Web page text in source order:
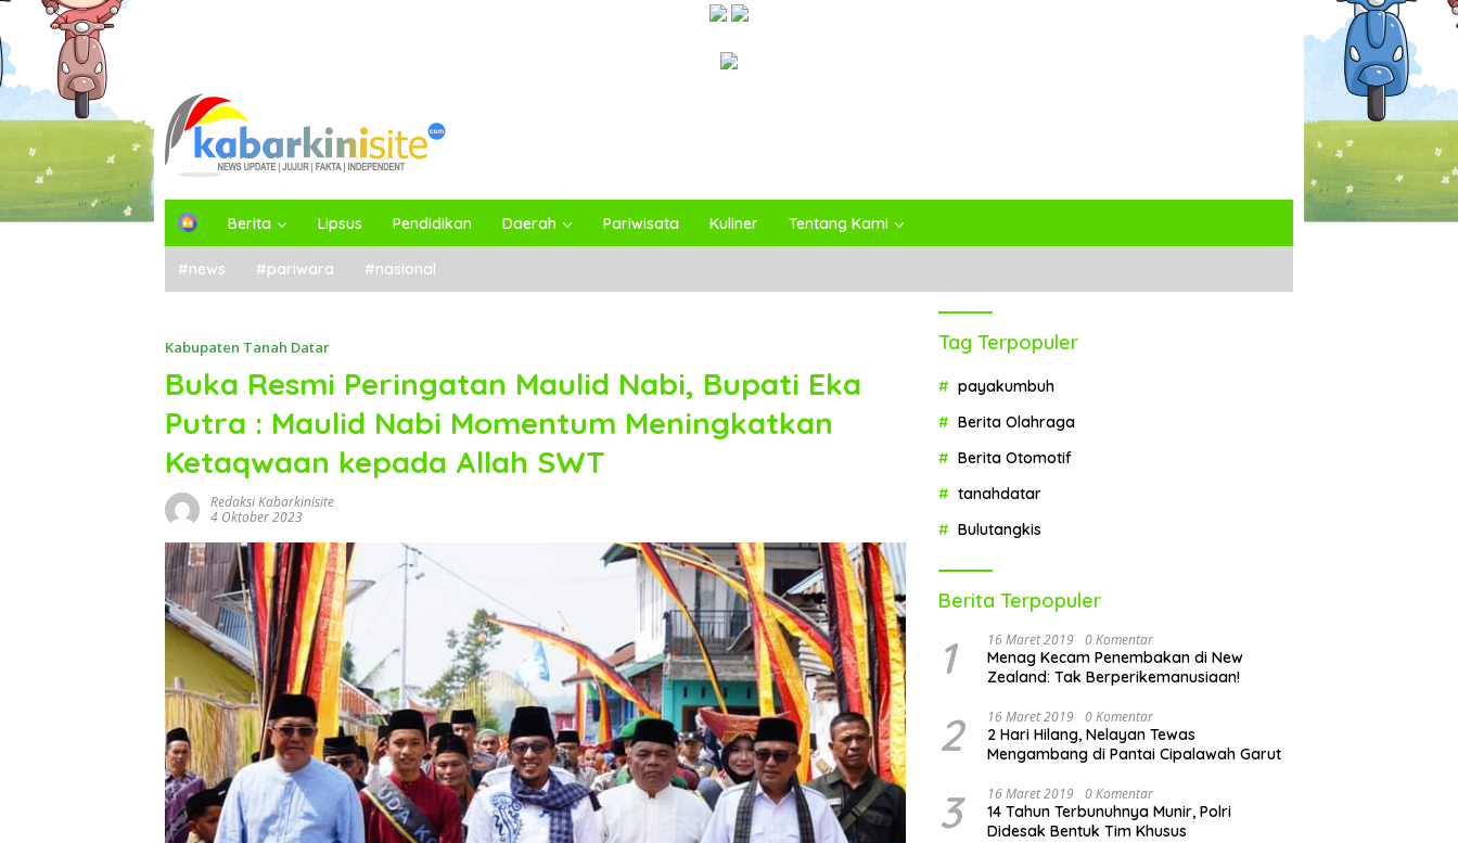
H
e
Berita Lipsus Pendidikan Daerah Pariwisata Kuliner Tentang Kami
#news #pariwara #nasional
Kabupaten Tanah Datar
Buka Resmi Peringatan Maulid Nabi, Bupati Eka
Putra : Maulid Nabi Momentum Meningkatkan
Ketaqwaan kepada Allah SWT
Redaksi Kabarkinisite
4 Oktober 2023
Tag Terpopuler
payakumbuh
Berita Olahraga
Berita Otomotif
tanahdatar
Bulutangkis
Berita Terpopuler
1 16 Maret 2019 0 Komentar
Menag Kecam Penembakan di New
Zealand: Tak Berperikemanusiaan!
2 16 Maret 2019 0 Komentar
2 Hari Hilang, Nelayan Tewas
Mengambang di Pantai Cipalawah Garut
3 16 Maret 2019 0 Komentar
14 Tahun Terbunuhnya Munir, Polri
Didesak Bentuk Tim Khusus